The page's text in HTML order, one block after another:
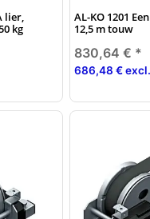
lier,
kg
AL-KO 1201
12,5 m touw
830,64 € *
686,48 €